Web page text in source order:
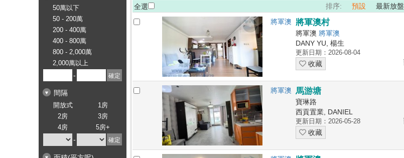
50萬以下
50 - 200萬
200 - 400萬
400 - 800萬
800 - 2,000萬
2,000萬以上
-
間隔
開放式
1房
2房
3房
4房
5房+
-
全選 排序: 預設 最新放盤
將軍澳 將軍澳村
將軍澳 將軍澳
DANY YU, 楊生
更新日期：2026-08-04
收藏
將軍澳 馬游塘
寶琳路
西貢置業, DANIEL
更新日期：2026-05-28
收藏